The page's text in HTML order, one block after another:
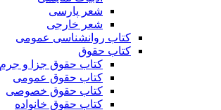
شعر پارسی
شعر خارجی
کتاب روانشناسی عمومی
کتاب حقوق
کتاب حقوق جزا و
کتاب حقوق عمومی
کتاب حقوق خصوصی
کتاب حقوق خانواده